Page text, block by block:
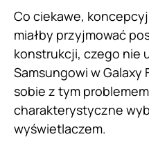
Co ciekawe,
miałby przyjmować
konstrukcji, czego nie
Samsungowi w Galaxy
sobie z tym
charakterystyczne
wyświetlaczem.